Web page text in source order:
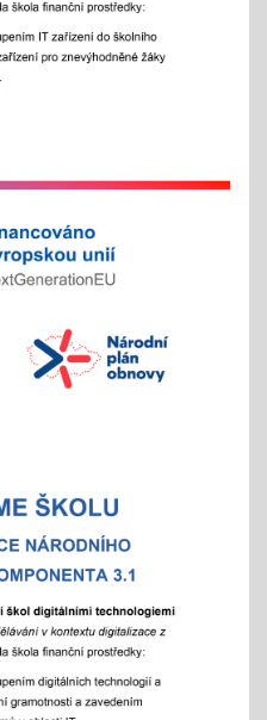
žáci 2. st. odměnu/
pro zlepšení